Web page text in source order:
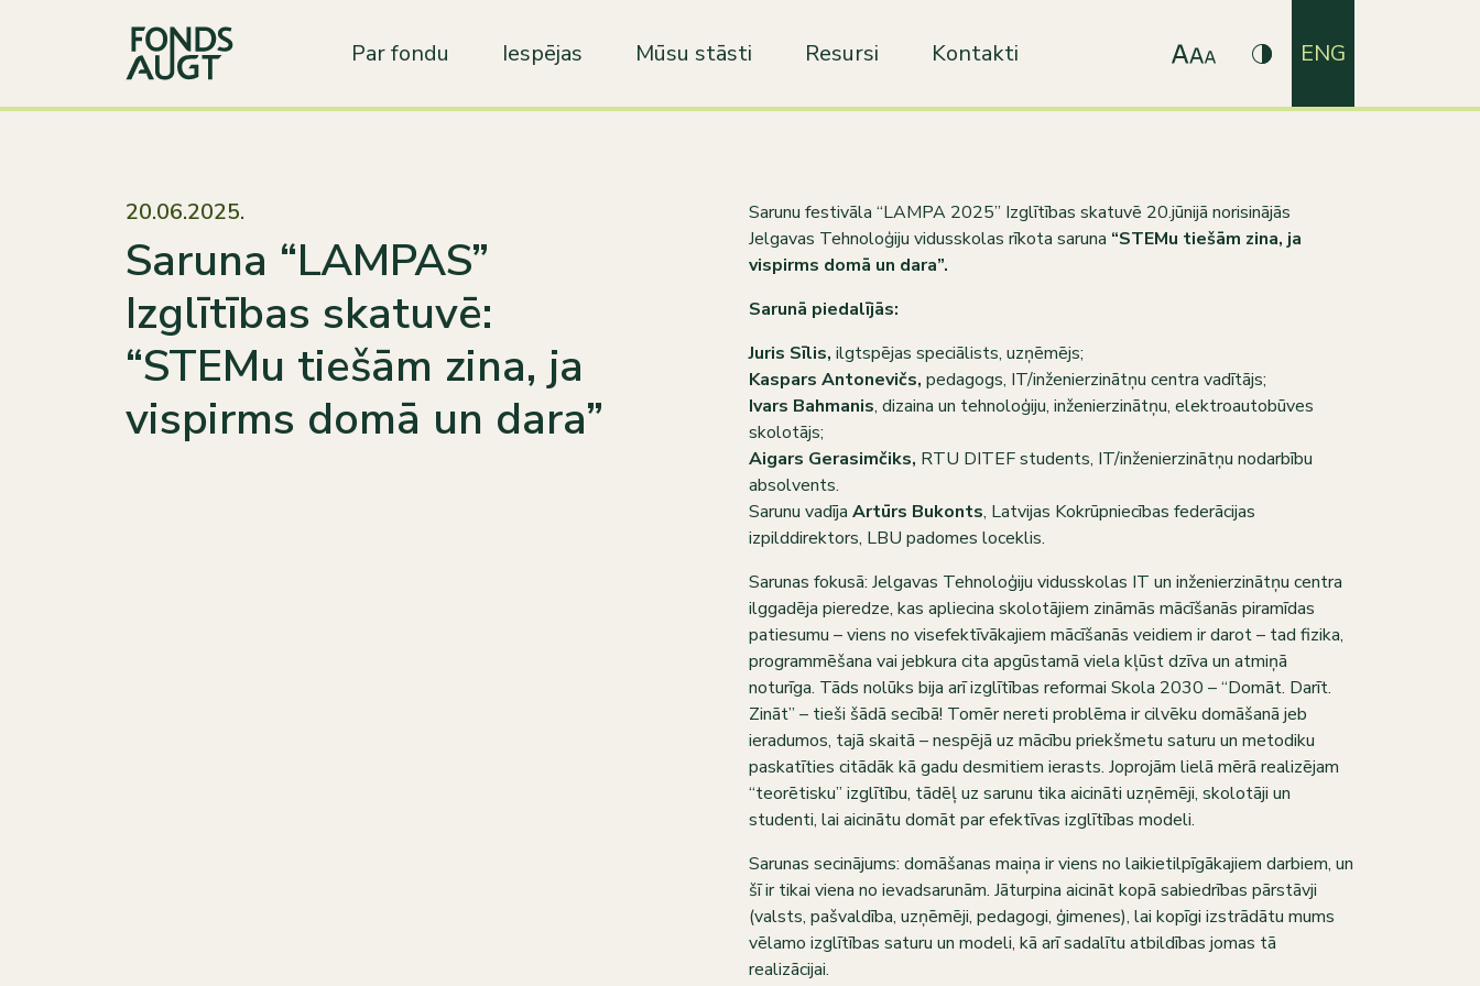
Par fondu Iespējas Mūsu stāsti Resursi Kontakti ENG
20.06.2025.
Saruna “LAMPAS”
Izglītības skatuvē:
“STEMu tiešām zina, ja
vispirms domā un dara”
Sarunu festivāla “LAMPA 2025” Izglītības skatuvē 20.jūnijā norisinājās
Jelgavas Tehnoloģiju vidusskolas rīkota saruna “STEMu tiešām zina, ja
vispirms domā un dara”.
Sarunā piedalījās:
Juris Sīlis, ilgtspējas speciālists, uzņēmējs;
Kaspars Antonevičs, pedagogs, IT/inženierzinātņu centra vadītājs;
Ivars Bahmanis, dizaina un tehnoloģiju, inženierzinātņu, elektroautobūves
skolotājs;
Aigars Gerasimčiks, RTU DITEF students, IT/inženierzinātņu nodarbību
absolvents.
Sarunu vadīja Artūrs Bukonts, Latvijas Kokrūpniecības federācijas
izpilddirektors, LBU padomes loceklis.
Sarunas fokusā: Jelgavas Tehnoloģiju vidusskolas IT un inženierzinātņu centra
ilggadēja pieredze, kas apliecina skolotājiem zināmās mācīšanās piramīdas
patiesumu – viens no visefektīvākajiem mācīšanās veidiem ir darot – tad fizika,
programmēšana vai jebkura cita apgūstamā viela kļūst dzīva un atmiņā
noturīga. Tāds nolūks bija arī izglītības reformai Skola 2030 – “Domāt. Darīt.
Zināt” – tieši šādā secībā! Tomēr nereti problēma ir cilvēku domāšanā jeb
ieradumos, tajā skaitā – nespējā uz mācību priekšmetu saturu un metodiku
paskatīties citādāk kā gadu desmitiem ierasts. Joprojām lielā mērā realizējam
“teorētisku” izglītību, tādēļ uz sarunu tika aicināti uzņēmēji, skolotāji un
studenti, lai aicinātu domāt par efektīvas izglītības modeli.
Sarunas secinājums: domāšanas maiņa ir viens no laikietilpīgākajiem darbiem, un
šī ir tikai viena no ievadsarunām. Jāturpina aicināt kopā sabiedrības pārstāvji
(valsts, pašvaldība, uzņēmēji, pedagogi, ģimenes), lai kopīgi izstrādātu mums
vēlamo izglītības saturu un modeli, kā arī sadalītu atbildības jomas tā
realizācijai.